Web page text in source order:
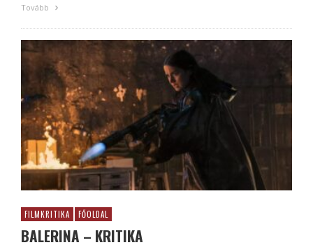
Tovább
FILMKRITIKA FŐOLDAL
BALERINA – KRITIKA